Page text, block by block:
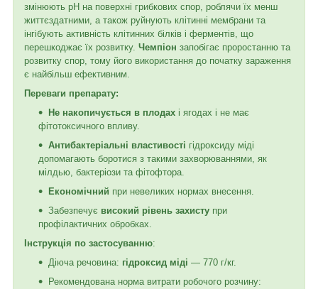
змінюють pH на поверхні грибкових спор, роблячи їх менш
життєздатними, а також руйнують клітинні мембрани та
інгібують активність клітинних білків і ферментів, що
перешкоджає їх розвитку. Чемпіон запобігає проростанню та
розвитку спор, тому його використання до початку зараження
є найбільш ефективним.
Переваги препарату:
Не накопичується в плодах і ягодах і не має
фітотоксичного впливу.
Антибактеріальні властивості гідроксиду міді
допомагають боротися з такими захворюваннями, як
мілдью, бактеріози та фітофтора.
Економічний при невеликих нормах внесення.
Забезпечує високий рівень захисту при
профілактичних обробках.
Інструкція по застосуванню:
Діюча речовина: гідроксид міді — 770 г/кг.
Рекомендована норма витрати робочого розчину: